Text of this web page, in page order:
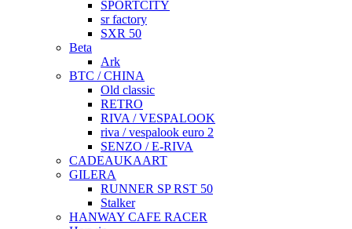
SPORTCITY
sr factory
SXR 50
Beta
Ark
BTC / CHINA
Old classic
RETRO
RIVA / VESPALOOK
riva / vespalook euro 2
SENZO / E-RIVA
CADEAUKAART
GILERA
RUNNER SP RST 50
Stalker
HANWAY CAFE RACER